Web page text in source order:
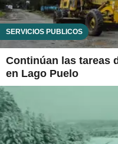
SERVICIOS PÚBLICOS
Continúan las tareas
en Lago Puelo